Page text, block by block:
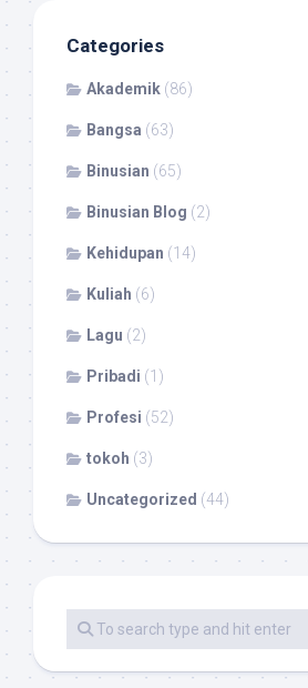
Categories
Akademik (86)
Bangsa (63)
Binusian (65)
Binusian Blog (2)
Kehidupan (14)
Kuliah (6)
Lagu (2)
Pribadi (1)
Profesi (52)
tokoh (3)
Uncategorized (44)